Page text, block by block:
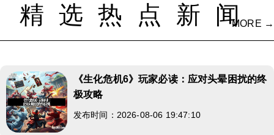
精选热点新闻
MORE →
《生化危机6》玩家必读：应对头晕困扰的终
极攻略
发布时间：2026-08-06 19:47:10